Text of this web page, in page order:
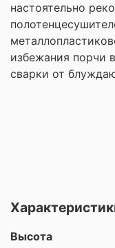
настоятельно
избежания порчи
сварки от
Высота